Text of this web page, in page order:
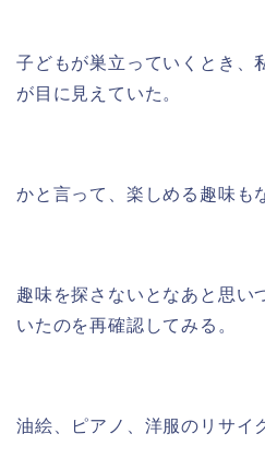
子どもが巣立っていくとき、
が目に見えていた。
かと言って、楽しめる趣味も
趣味を探さないとなあと思い
いたのを再確認してみる。
油絵、ピアノ、洋服のリサイ